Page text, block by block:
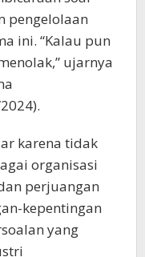
pengelolaan
ini. “Kalau pun
ujarnya
karena tidak
organisasi
perjuangan
kepentingan
yang